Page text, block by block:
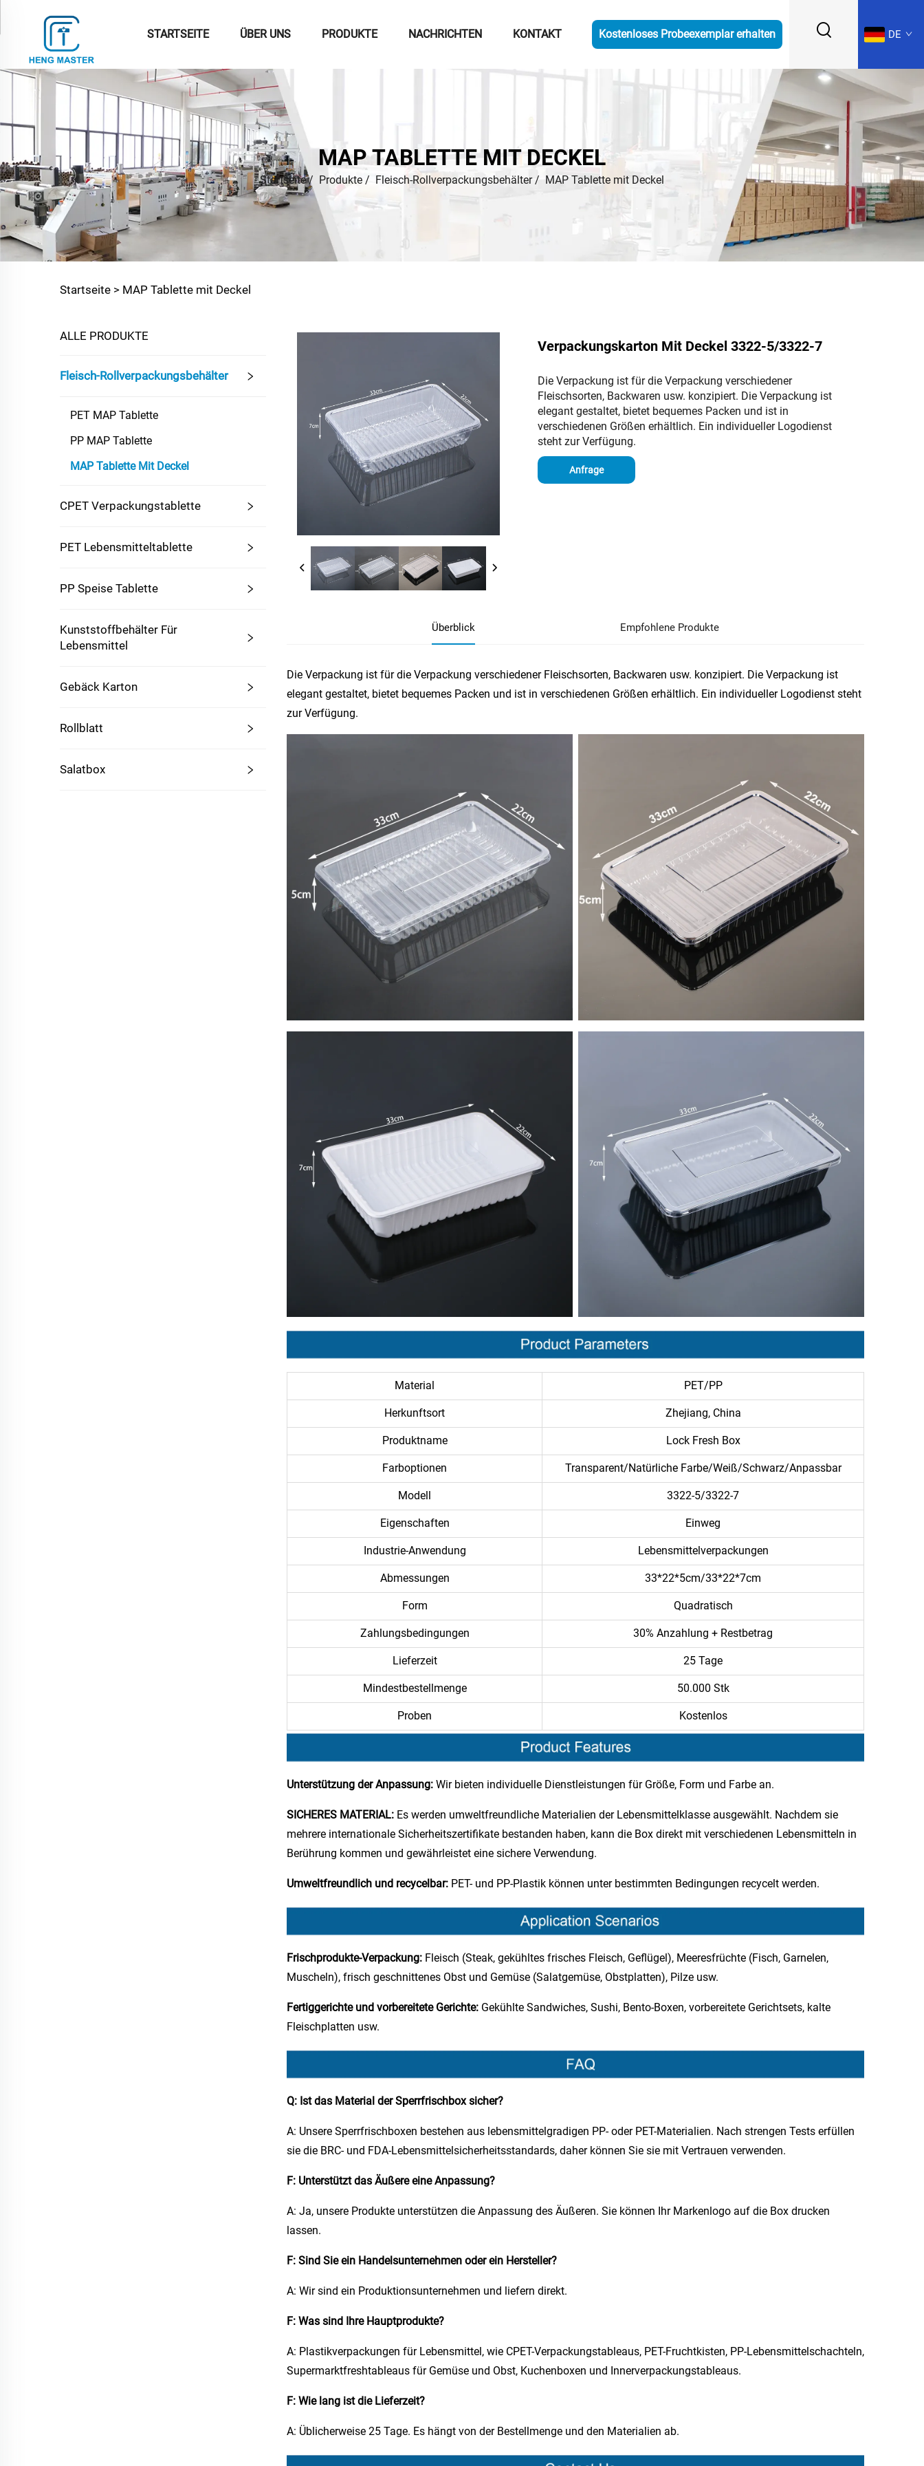
STARTSEITE ÜBER UNS PRODUKTE NACHRICHTEN KONTAKT Kostenloses Probeexemplar erhalten DE
MAP TABLETTE MIT DECKEL
Startseite/ Produkte / Fleisch-Rollverpackungsbehälter/ MAP Tablette mit Deckel
Startseite > MAP Tablette mit Deckel
ALLE PRODUKTE
Fleisch-Rollverpackungsbehälter
PET MAP Tablette
PP MAP Tablette
MAP Tablette Mit Deckel
CPET Verpackungstablette
PET Lebensmitteltablette
PP Speise Tablette
Kunststoffbehälter Für
Lebensmittel
Gebäck Karton
Rollblatt
Salatbox
Verpackungskarton Mit Deckel 3322-5/3322-7
Die Verpackung ist für die Verpackung verschiedener
Fleischsorten, Backwaren usw. konzipiert. Die Verpackung ist
elegant gestaltet, bietet bequemes Packen und ist in
verschiedenen Größen erhältlich. Ein individueller Logodienst
steht zur Verfügung.
Anfrage
Überblick Empfohlene Produkte
Die Verpackung ist für die Verpackung verschiedener Fleischsorten, Backwaren usw. konzipiert. Die Verpackung ist
elegant gestaltet, bietet bequemes Packen und ist in verschiedenen Größen erhältlich. Ein individueller Logodienst steht
zur Verfügung.
Material PET/PP
Herkunftsort Zhejiang, China
Produktname Lock Fresh Box
Farboptionen Transparent/Natürliche Farbe/Weiß/Schwarz/Anpassbar
Modell 3322-5/3322-7
Eigenschaften Einweg
Industrie-Anwendung Lebensmittelverpackungen
Abmessungen 33*22*5cm/33*22*7cm
Form Quadratisch
Zahlungsbedingungen 30% Anzahlung + Restbetrag
Lieferzeit 25 Tage
Mindestbestellmenge 50.000 Stk
Proben Kostenlos
Unterstützung der Anpassung: Wir bieten individuelle Dienstleistungen für Größe, Form und Farbe an.​
SICHERES MATERIAL: Es werden umweltfreundliche Materialien der Lebensmittelklasse ausgewählt. Nachdem sie
mehrere internationale Sicherheitszertifikate bestanden haben, kann die Box direkt mit verschiedenen Lebensmitteln in
Berührung kommen und gewährleistet eine sichere Verwendung.​
Umweltfreundlich und recycelbar: PET- und PP-Plastik können unter bestimmten Bedingungen recycelt werden.​
Frischprodukte-Verpackung: Fleisch (Steak, gekühltes frisches Fleisch, Geflügel), Meeresfrüchte (Fisch, Garnelen,
Muscheln), frisch geschnittenes Obst und Gemüse (Salatgemüse, Obstplatten), Pilze usw.​
Fertiggerichte und vorbereitete Gerichte: Gekühlte Sandwiches, Sushi, Bento-Boxen, vorbereitete Gerichtsets, kalte
Fleischplatten usw.​
Q: Ist das Material der Sperrfrischbox sicher?
A: Unsere Sperrfrischboxen bestehen aus lebensmittelgradigen PP- oder PET-Materialien. Nach strengen Tests erfüllen
sie die BRC- und FDA-Lebensmittelsicherheitsstandards, daher können Sie sie mit Vertrauen verwenden.
F: Unterstützt das Äußere eine Anpassung?​
A: Ja, unsere Produkte unterstützen die Anpassung des Äußeren. Sie können Ihr Markenlogo auf die Box drucken
lassen.​
F: Sind Sie ein Handelsunternehmen oder ein Hersteller?​
A: Wir sind ein Produktionsunternehmen und liefern direkt.​
F: Was sind Ihre Hauptprodukte?​
A: Plastikverpackungen für Lebensmittel, wie CPET-Verpackungstableaus, PET-Fruchtkisten, PP-Lebensmittelschachteln,
Supermarktfreshtableaus für Gemüse und Obst, Kuchenboxen und Innerverpackungstableaus.​
F: Wie lang ist die Lieferzeit?​
A: Üblicherweise 25 Tage. Es hängt von der Bestellmenge und den Materialien ab.